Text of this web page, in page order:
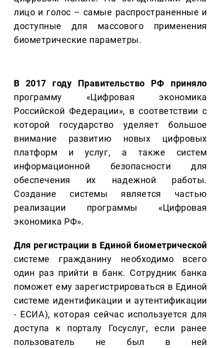
лицо и голос – самые распространенные и
доступные для массового применения
биометрические параметры.
В 2017 году Правительство РФ приняло
программу «Цифровая экономика
Российской Федерации», в соответствии с
которой государство уделяет большое
внимание развитию новых цифровых
платформ и услуг, а также систем
информационной безопасности для
обеспечения их надежной работы.
Создание системы является частью
реализации программы «Цифровая
экономика РФ».
Для регистрации в Единой биометрической
системе гражданину необходимо всего
один раз прийти в банк. Сотрудник банка
поможет ему зарегистрироваться в Единой
системе идентификации и аутентификации
- ЕСИА), которая сейчас используется для
доступа к порталу Госуслуг, если ранее
пользователь не был в ней